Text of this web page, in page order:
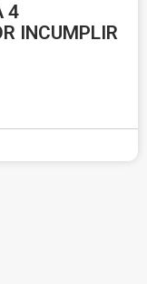
4
INCUMPLIR